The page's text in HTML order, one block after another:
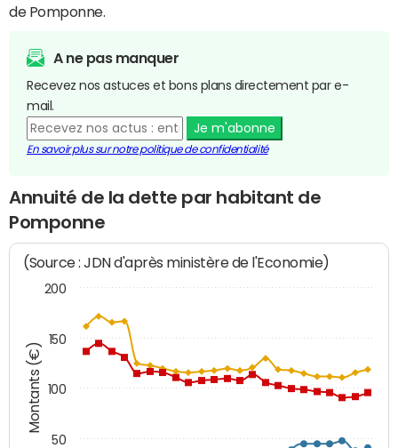
de Pomponne.
A ne pas manquer
Recevez nos astuces et bons plans directement par e-
mail.
Je m'abonne
En savoir plus sur notre politique de confidentialité
Annuité de la dette par habitant de
Pomponne
Montants (€)
(Source : JDN d'après ministère de l'Economie)
50
100
150
200